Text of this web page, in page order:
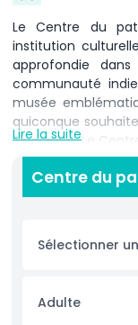
Le Centre du
institution
approfondie
communauté
musée
quiconque
Singapour. Le
traditions, les
Singapour, depuis
jusqu'à leur
fascinantes sur
religieuses, les
diversité et la
présentations
Lire la suite
Centre du
Sélectionner
Adulte